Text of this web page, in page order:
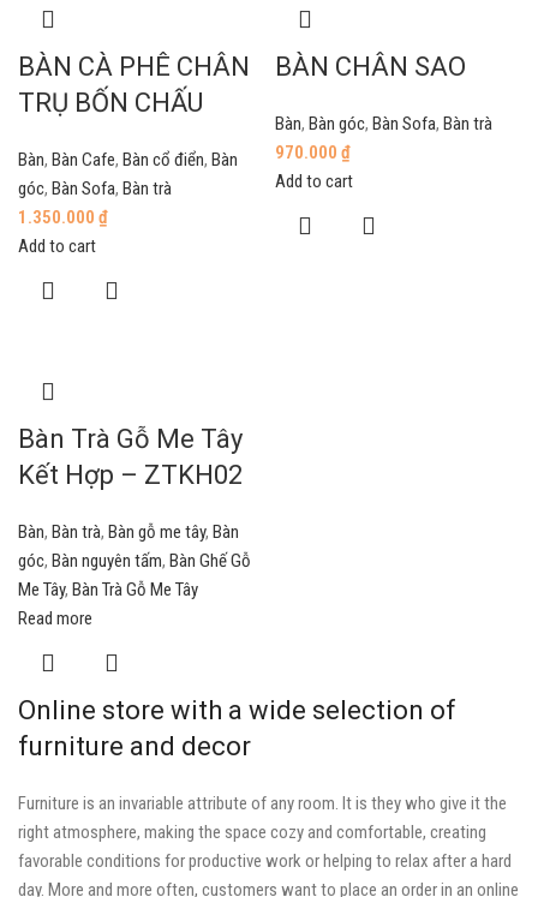
BÀN CÀ PHÊ CHÂN
TRỤ BỐN CHẤU
Bàn, Bàn Cafe, Bàn cổ điển, Bàn
góc, Bàn Sofa, Bàn trà
1.350.000 ₫
Add to cart
BÀN CHÂN SAO
Bàn, Bàn góc, Bàn Sofa, Bàn trà
970.000 ₫
Add to cart
Bàn Trà Gỗ Me Tây
Kết Hợp – ZTKH02
Bàn, Bàn trà, Bàn gỗ me tây, Bàn
góc, Bàn nguyên tấm, Bàn Ghế Gỗ
Me Tây, Bàn Trà Gỗ Me Tây
Read more
Online store with a wide selection of
furniture and decor
Furniture is an invariable attribute of any room. It is they who give it the
right atmosphere, making the space cozy and comfortable, creating
favorable conditions for productive work or helping to relax after a hard
day. More and more often, customers want to place an order in an online